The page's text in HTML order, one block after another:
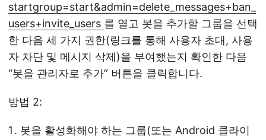
startgroup=start&admin=delete_messages+ban_
users+invite_users 를 열고 봇을 추가할 그룹을 선택
한 다음 세 가지 권한(링크를 통해 사용자 초대, 사용
자 차단 및 메시지 삭제)을 부여했는지 확인한 다음
“봇을 관리자로 추가” 버튼을 클릭합니다.
방법 2:
봇을 활성화해야 하는 그룹(또는 Android 클라이